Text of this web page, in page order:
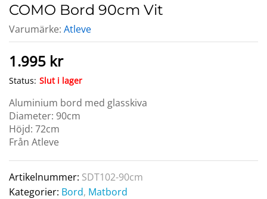
COMO Bord 90cm Vit
Varumärke: Atleve
1.995 kr
Status: Slut i lager
Aluminium bord med glasskiva
Diameter: 90cm
Höjd: 72cm
Från Atleve
Artikelnummer: SDT102-90cm
Kategorier: Bord, Matbord